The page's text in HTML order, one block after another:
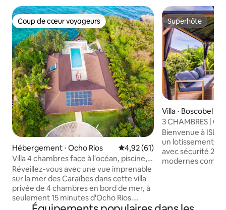
Coup de cœur voyageurs
Coup de cœur voyageurs
Hébergement ⋅ Ocho Rios Évaluation moyenne sur la
4,92 (61)
Villa 4 chambres face à l'océan, piscine,
chef en option, près d'Ocho Rios
Réveillez-vous avec une vue imprenable
sur la mer des Caraïbes dans cette villa
privée de 4 chambres en bord de mer, à
seulement 15 minutes d'Ocho Rios.
* Parfaite pour les familles et les
Superhôte
Superhôte
Villa ⋅ Boscobel
3 CHAMBRES |
| Ocho Rios à 15
Bienvenue à
un lotissement
avec sécurité 24/
modernes